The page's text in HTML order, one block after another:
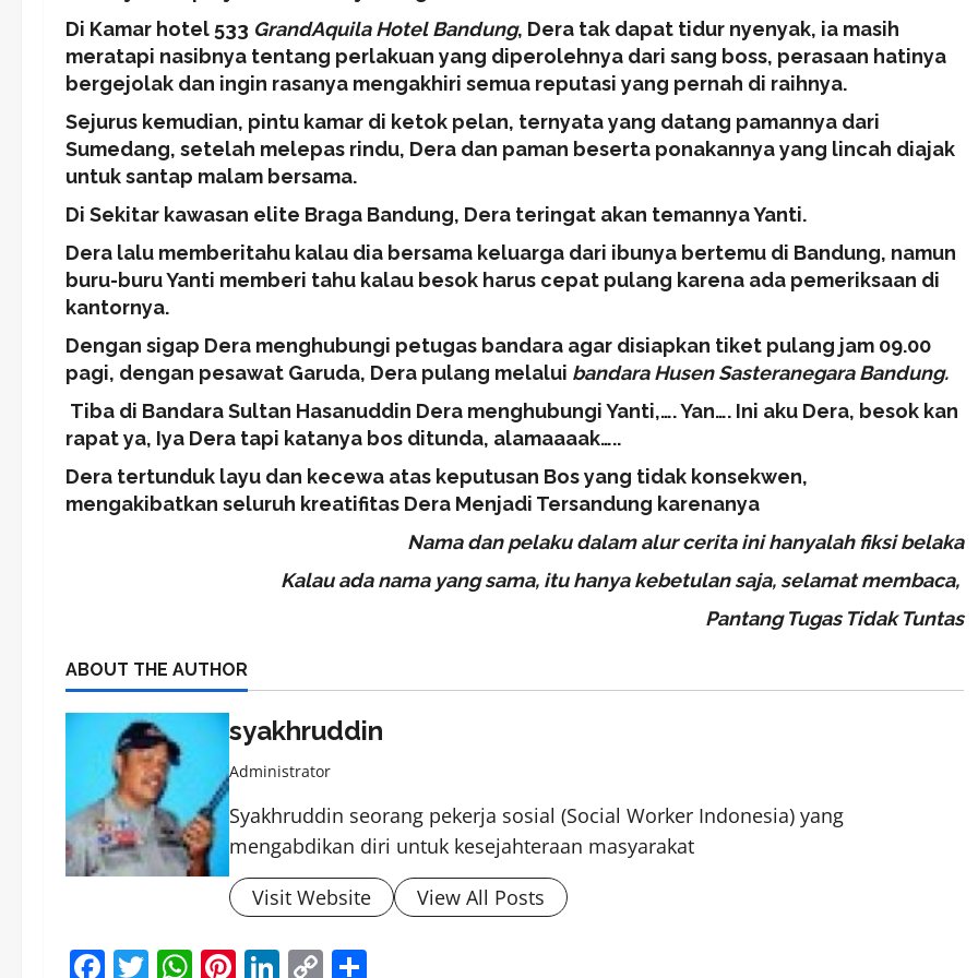
Di Kamar hotel 533 GrandAquila Hotel Bandung, Dera tak dapat tidur nyenyak, ia masih
meratapi nasibnya tentang perlakuan yang diperolehnya dari sang boss, perasaan hatinya
bergejolak dan ingin rasanya mengakhiri semua reputasi yang pernah di raihnya.
Sejurus kemudian, pintu kamar di ketok pelan, ternyata yang datang pamannya dari
Sumedang, setelah melepas rindu, Dera dan paman beserta ponakannya yang lincah diajak
untuk santap malam bersama.
Di Sekitar kawasan elite Braga Bandung, Dera teringat akan temannya Yanti.
Dera lalu memberitahu kalau dia bersama keluarga dari ibunya bertemu di Bandung, namun
buru-buru Yanti memberi tahu kalau besok harus cepat pulang karena ada pemeriksaan di
kantornya.
Dengan sigap Dera menghubungi petugas bandara agar disiapkan tiket pulang jam 09.00
pagi, dengan pesawat Garuda, Dera pulang melalui bandara Husen Sasteranegara Bandung.
Tiba di Bandara Sultan Hasanuddin Dera menghubungi Yanti,…. Yan…. Ini aku Dera, besok kan
rapat ya, Iya Dera tapi katanya bos ditunda, alamaaaak…..
Dera tertunduk layu dan kecewa atas keputusan Bos yang tidak konsekwen,
mengakibatkan seluruh kreatifitas Dera Menjadi Tersandung karenanya
Nama dan pelaku dalam alur cerita ini hanyalah fiksi belaka
Kalau ada nama yang sama, itu hanya kebetulan saja, selamat membaca,
Pantang Tugas Tidak Tuntas
ABOUT THE AUTHOR
syakhruddin
Administrator
Syakhruddin seorang pekerja sosial (Social Worker Indonesia) yang
mengabdikan diri untuk kesejahteraan masyarakat
Visit Website
View All Posts
Facebook
Twitter
WhatsApp
Pinterest
LinkedIn
Copy